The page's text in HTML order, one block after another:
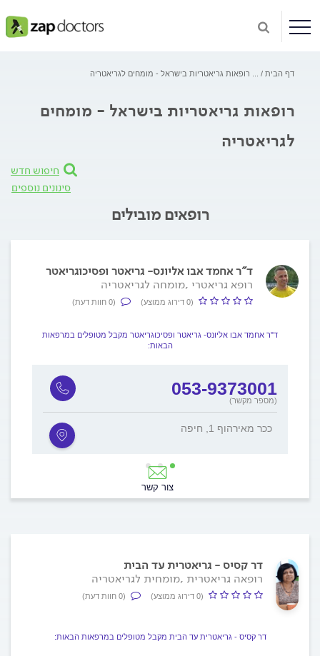
דף הבית רופאות גריאטריות בישראל - מומחים לגריאטריה
רופאות גריאטריות בישראל - מומחים
לגריאטריה
חיפוש חדש
סינונים נוספים
רופאים מובילים
ד"ר אחמד אבו אליונס- גריאטר ופסיכוגריאטר
רופא גריאטרי ,מומחה לגריאטריה
(0 דירוג ממוצע) (0 חוות דעת)
ד"ר אחמד אבו אליונס- גריאטר ופסיכוגריאטר מקבל מטופלים במרפאות
הבאות:
053-9373001
(מספר מקשר)
ככר מאירהוף 1, חיפה
צור קשר
דר קסיס - גריאטרית עד הבית
רופאה גריאטרית ,מומחית לגריאטריה
(0 דירוג ממוצע) (0 חוות דעת)
דר קסיס - גריאטרית עד הבית מקבל מטופלים במרפאות הבאות: